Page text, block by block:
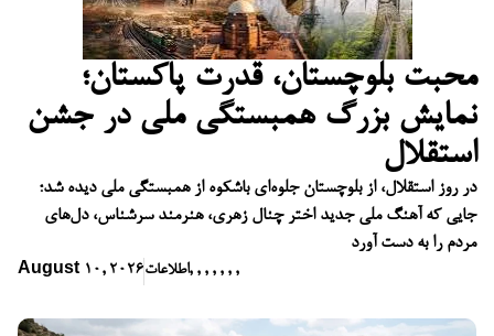
محبت بلوچستان، قدرت پاکستان؛
نمایش بزرگ همبستگی ملی در جشن
استقلال
در روز استقلال، از بلوچستان جلوه‌ای باشکوه از همبستگی ملی دیده شد؛
جایی که آهنگ ملی جدید اختر چنال زهری، هنرمند سرشناس، دل‌های
مردم را به دست آورد
August 10, 2026اطلاعات, , , , , , ,